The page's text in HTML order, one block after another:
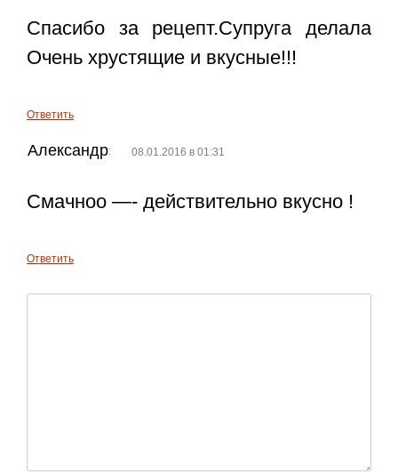
Спасибо за рецепт.Супруга делала
Очень хрустящие и вкусные!!!
Ответить
Александр: 08.01.2016 в 01:31
Смачноо —- действительно вкусно !
Ответить